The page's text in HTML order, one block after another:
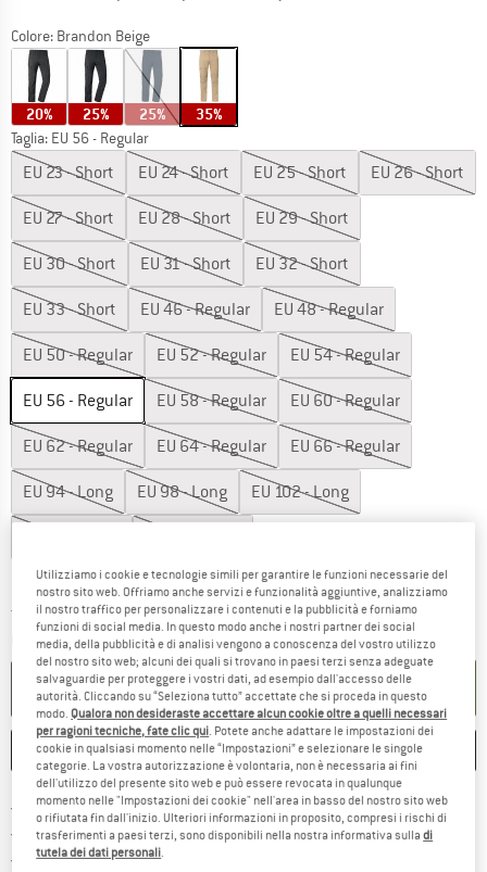
Colore: Brandon Beige
20% 25% 25% 35%
Taglia: EU 56 - Regular
EU 23 - Short EU 24 - Short EU 25 - Short EU 26 - Short
EU 27 - Short EU 28 - Short EU 29 - Short
EU 30 - Short EU 31 - Short EU 32 - Short
EU 33 - Short EU 46 - Regular EU 48 - Regular
EU 50 - Regular EU 52 - Regular EU 54 - Regular
EU 56 - Regular EU 58 - Regular EU 60 - Regular
EU 62 - Regular EU 64 - Regular EU 66 - Regular
EU 94 - Long EU 98 - Long EU 102 - Long
Guida alle taglie
Tempi di consegna: 3-5 giorni lavorativiIl link si apre in una casella
Quantità:
NEL CARRELLO
ANNOTA CONFRONTA
Porto franco da 69 € (IT)Qui trovi ulteriori informazioni sulle
100 giorni di diritto di recessoVai alla politica di recesso qui
> 4.000.000 clienti soddisfatti
Utilizziamo i cookie e tecnologie simili per garantire le funzioni necessarie del
nostro sito web. Offriamo anche servizi e funzionalità aggiuntive, analizziamo
il nostro traffico per personalizzare i contenuti e la pubblicità e forniamo
funzioni di social media. In questo modo anche i nostri partner dei social
media, della pubblicità e di analisi vengono a conoscenza del vostro utilizzo
del nostro sito web; alcuni dei quali si trovano in paesi terzi senza adeguate
salvaguardie per proteggere i vostri dati, ad esempio dall'accesso delle
autorità. Cliccando su “Seleziona tutto” accettate che si proceda in questo
modo. Qualora non desideraste accettare alcun cookie oltre a quelli necessari
per ragioni tecniche, fate clic qui . Potete anche adattare le impostazioni dei
cookie in qualsiasi momento nelle “Impostazioni” e selezionare le singole
categorie. La vostra autorizzazione è volontaria, non è necessaria ai fini
dell'utilizzo del presente sito web e può essere revocata in qualunque
momento nelle "Impostazioni dei cookie" nell'area in basso del nostro sito web
o rifiutata fin dall'inizio. Ulteriori informazioni in proposito, compresi i rischi di
trasferimenti a paesi terzi, sono disponibili nella nostra informativa sulladi
tutela dei dati personali